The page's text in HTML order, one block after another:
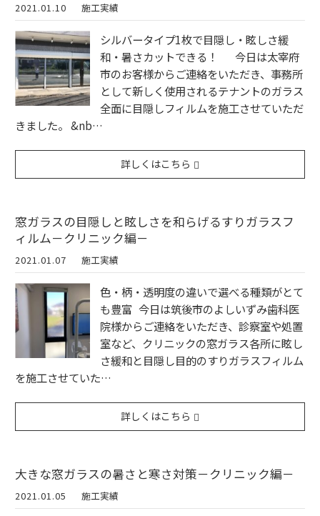
2021.01.10 施工実績
シルバータイプ1枚で目隠し・眩しさ緩
和・暑さカットできる！ 今日は太宰府
市のお客様からご連絡をいただき、事務所
として新しく使用されるテナントのガラス
全面に目隠しフィルムを施工させていただ
きました。 &nb…
詳しくはこちら
窓ガラスの目隠しと眩しさを和らげるすりガラスフ
ィルム－クリニック編－
2021.01.07 施工実績
色・柄・透明度の違いで選べる種類がとて
も豊富 今日は筑後市のよしいずみ歯科医
院様からご連絡をいただき、診察室や処置
室など、クリニックの窓ガラス各所に眩し
さ緩和と目隠し目的のすりガラスフィルム
を施工させていた…
詳しくはこちら
大きな窓ガラスの暑さと寒さ対策－クリニック編－
2021.01.05 施工実績